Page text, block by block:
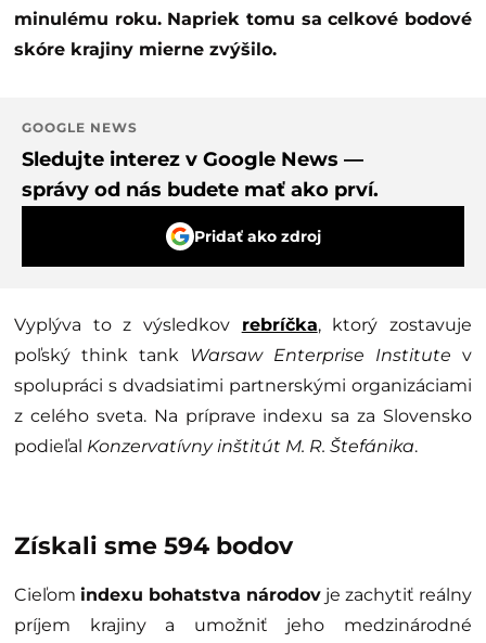
minulému roku. Napriek tomu sa celkové bodové
skóre krajiny mierne zvýšilo.
GOOGLE NEWS
Sledujte interez v Google News —
správy od nás budete mať ako prví.
Pridať ako zdroj
Vyplýva to z výsledkov rebríčka, ktorý zostavuje
poľský think tank
Warsaw Enterprise Institute v
spolupráci s dvadsiatimi partnerskými organizáciami
z celého sveta. Na príprave indexu sa za Slovensko
podieľal Konzervatívny inštitút M. R. Štefánika.
Získali sme 594 bodov
Cieľom indexu bohatstva národov je zachytiť reálny
príjem krajiny a umožniť jeho medzinárodné